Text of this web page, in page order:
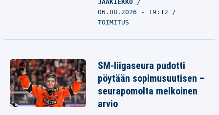
JÄÄKIEKKO
06.08.2026 - 19:12
TOIMITUS
SM-liigaseura pudotti
pöytään sopimusuutisen –
seurapomolta melkoinen
arvio